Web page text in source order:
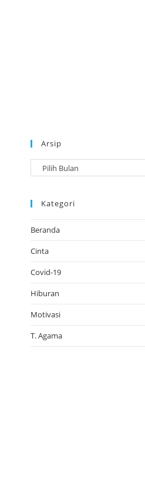
Arsip
r
i
Kategori
Beranda
Cinta
Covid-19
Hiburan
Motivasi
T. Agama